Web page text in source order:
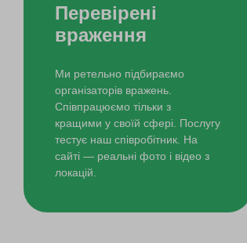
Перевірені
враження
Ми ретельно підбираємо
організаторів вражень.
Співпрацюємо тільки з
кращими у своїй сфері. Послугу
тестує наш співробітник. На
сайті — реальні фото і відео з
локацій.